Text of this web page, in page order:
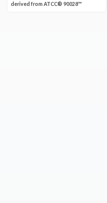
derived from ATCC® 90028™